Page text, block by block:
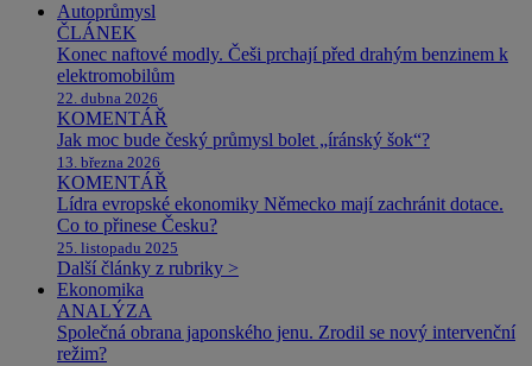
Autoprůmysl
ČLÁNEK
Konec naftové modly. Češi prchají před drahým benzinem k
elektromobilům
22. dubna 2026
KOMENTÁŘ
Jak moc bude český průmysl bolet „íránský šok“?
13. března 2026
KOMENTÁŘ
Lídra evropské ekonomiky Německo mají zachránit dotace.
Co to přinese Česku?
25. listopadu 2025
Další články z rubriky >
Ekonomika
ANALÝZA
Společná obrana japonského jenu. Zrodil se nový intervenční
režim?